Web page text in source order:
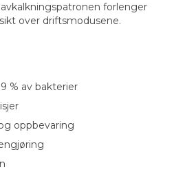
forlenger
over driftsmodusene.
% av bakterier
oppbevaring